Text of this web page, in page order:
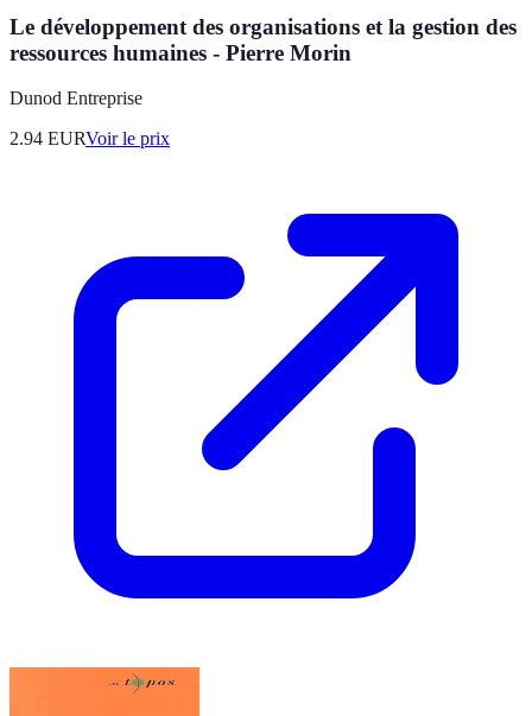
Le développement des organisations et la gestion des
ressources humaines - Pierre Morin
Dunod Entreprise
2.94 EURVoir le prix